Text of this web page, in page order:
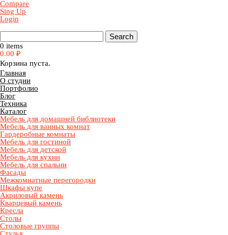
Compare
Sing Up
Login
0 items
0.00 ₽
Корзина пуста.
Главная
О студии
Портфолио
Блог
Техника
Каталог
Мебель для домашней библиотеки
Мебель для ванных комнат
Гардеробные комнаты
Мебель для гостиной
Мебель для детской
Мебель для кухни
Мебель для спальни
Фасады
Межкомнатные перегородки
Шкафы купе
Акриловый камень
Кварцевый камень
Кресла
Столы
Столовые группы